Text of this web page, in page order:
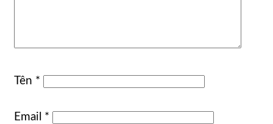
Tên *
Email *